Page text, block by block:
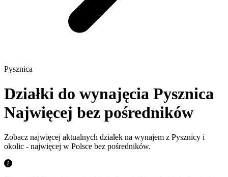
Pysznica
Działki do wynajęcia Pysznica
Najwięcej bez pośredników
Zobacz najwięcej aktualnych działek na wynajem z Pysznicy i
okolic - najwięcej w Polsce bez pośredników.